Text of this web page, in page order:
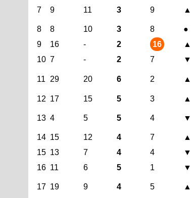
7
9 11 3 9 ▲
8
8 10 3 8 ●
9
16 - 2 16 ▲
10 7 - 2 7 ▼
11
29 20 6 2 ▲
12 17 15 5 3 ▲
13 4 5 5 4 ▼
14 15 12 4 7 ▲
15 13 7 4 4 ▼
16 11 6 5 1 ▼
17 19 9 4 5 ▲